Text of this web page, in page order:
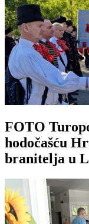
FOTO
hodočašću
branitelja u